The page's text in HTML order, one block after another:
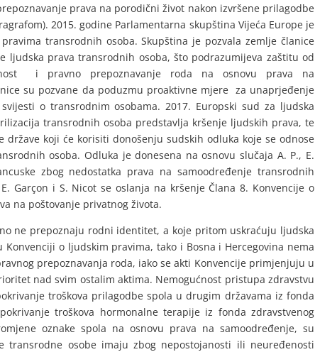
prava na porodični život nakon izvršene prilagodbe
2015. godine Parlamentarna skupština Vijeća Europe je
transrodnih osoba. Skupština je pozvala zemlje članice
ljudska prava transrodnih osoba, što podrazumijeva zaštitu od
i pravno prepoznavanje roda na osnovu prava na
su pozvane da poduzmu proaktivne mjere za unaprjeđenje
o transrodnim osobama. 2017. Europski sud za ljudska
transrodnih osoba predstavlja kršenje ljudskih prava, te
države koji će korisiti donošenju sudskih odluka koje se odnose
osoba. Odluka je donesena na osnovu slučaja A. P., E.
zbog nedostatka prava na samoodređenje transrodnih
Garçon i S. Nicot se oslanja na kršenje Člana 8. Konvencije o
na poštovanje privatnog života.
ne prepoznaju rodni identitet, a koje pritom uskraćuju ljudska
o ljudskim pravima, tako i Bosna i Hercegovina nema
prepoznavanja roda, iako se akti Konvencije primjenjuju u
nad svim ostalim aktima. Nemogućnost pristupa zdravstvu
troškova prilagodbe spola u drugim državama iz fonda
troškova hormonalne terapije iz fonda zdravstvenog
oznake spola na osnovu prava na samoodređenje, su
transrodne osobe imaju zbog nepostojanosti ili neuređenosti